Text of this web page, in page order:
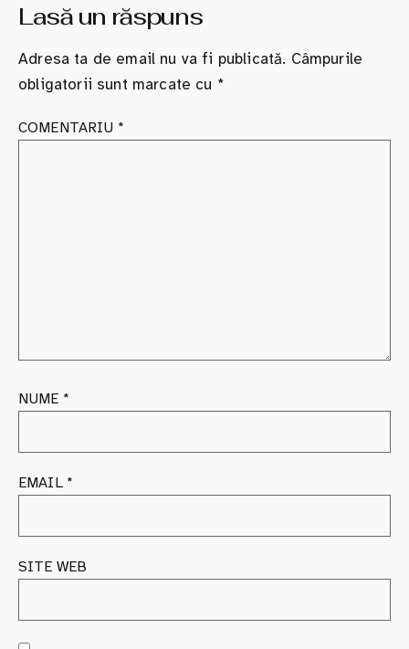
Lasă un răspuns
Adresa ta de email nu va fi publicată. Câmpurile
obligatorii sunt marcate cu *
COMENTARIU *
NUME *
EMAIL *
SITE WEB